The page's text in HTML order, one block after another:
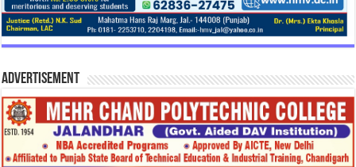
Advertisement